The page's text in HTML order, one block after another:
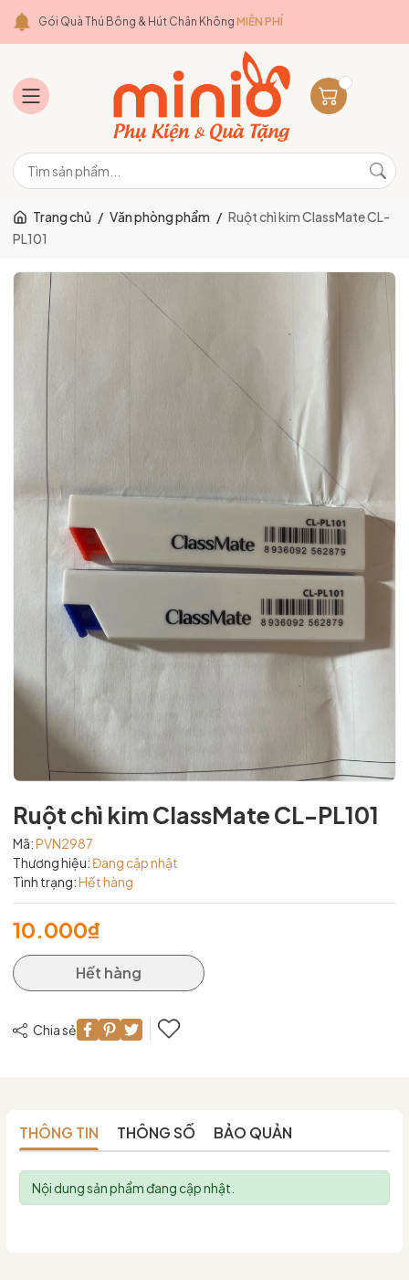
Gói Quà Thú Bông & Hút Chân Không MIỄN PHÍ
Trang chủ / Văn phòng phẩm / Ruột chì kim ClassMate CL-
PL101
Ruột chì kim ClassMate CL-PL101
Mã:PVN2987
Thương hiệu:Đang cập nhật
Tình trạng:Hết hàng
10.000₫
Hết hàng
Chia sẻ
THÔNG TIN THÔNG SỐ BẢO QUẢN
Nội dung sản phẩm đang cập nhật.